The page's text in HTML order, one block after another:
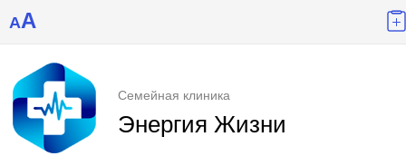
AA
Семейная клиника
Энергия Жизни